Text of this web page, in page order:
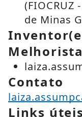
(FIOCRUZ
de Minas
Contato
Links